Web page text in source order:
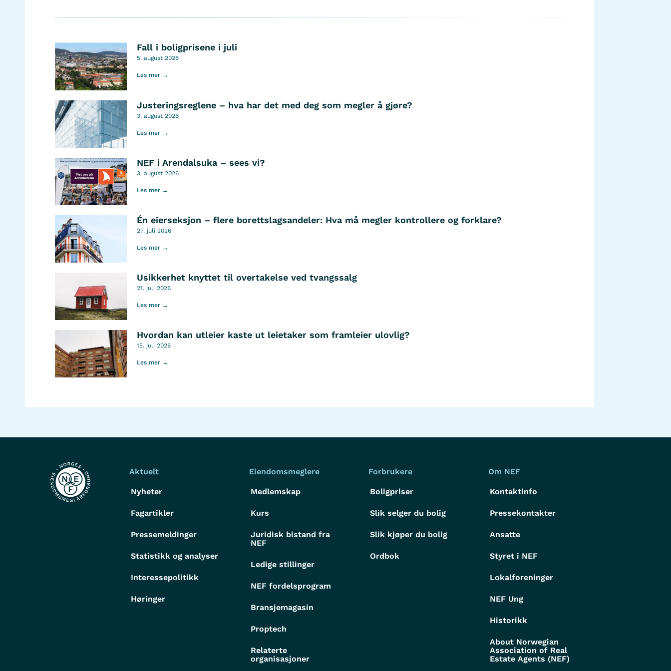
Fall i boligprisene i juli
5. august 2026
Les mer →
Justeringsreglene – hva har det med deg som megler å gjøre?
3. august 2026
Les mer →
NEF i Arendalsuka – sees vi?
3. august 2026
Les mer →
Én eierseksjon – flere borettslagsandeler: Hva må megler kontrollere og forklare?
27. juli 2026
Les mer →
Usikkerhet knyttet til overtakelse ved tvangssalg
21. juli 2026
Les mer →
Hvordan kan utleier kaste ut leietaker som framleier ulovlig?
15. juli 2026
Les mer →
Aktuelt
Nyheter
Fagartikler
Pressemeldinger
Statistikk og analyser
Interessepolitikk
Høringer
Eiendomsmeglere
Medlemskap
Kurs
Juridisk bistand fra
NEF
Ledige stillinger
NEF fordelsprogram
Bransjemagasin
Proptech
Relaterte
organisasjoner
Forbrukere
Boligpriser
Slik selger du bolig
Slik kjøper du bolig
Ordbok
Om NEF
Kontaktinfo
Pressekontakter
Ansatte
Styret i NEF
Lokalforeninger
NEF Ung
Historikk
About Norwegian
Association of Real
Estate Agents (NEF)